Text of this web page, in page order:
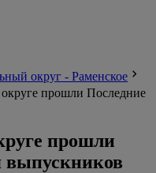
округ - Раменское
прошли Последние
прошли
выпускников